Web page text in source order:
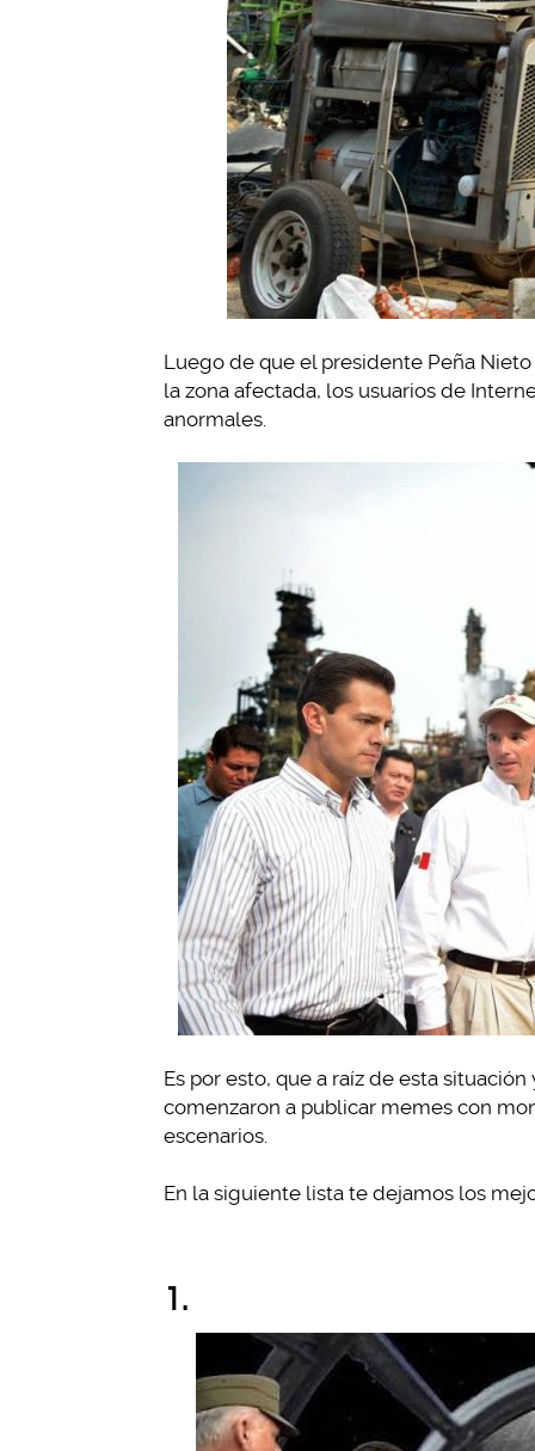
Luego de que el presidente Peña
la zona afectada, los usuarios de
anormales.
Es por esto, que a raíz de esta
comenzaron a publicar memes con
escenarios.
En la siguiente lista te dejamos los
1.